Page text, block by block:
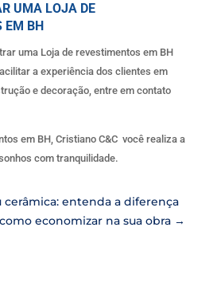
UMA LOJA DE
EM BH
uma Loja de revestimentos em BH
a experiência dos clientes em
e decoração, entre em contato
em BH, Cristiano C&C você realiza a
com tranquilidade.
cerâmica: entenda a diferença
economizar na sua obra →